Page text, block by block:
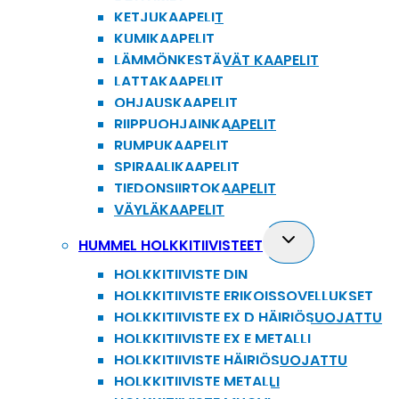
KETJUKAAPELIT
KUMIKAAPELIT
LÄMMÖNKESTÄVÄT KAAPELIT
LATTAKAAPELIT
OHJAUSKAAPELIT
RIIPPUOHJAINKAAPELIT
RUMPUKAAPELIT
SPIRAALIKAAPELIT
TIEDONSIIRTOKAAPELIT
VÄYLÄKAAPELIT
HUMMEL HOLKKITIIVISTEET
Toggle
child
HOLKKITIIVISTE DIN
HOLKKITIIVISTE ERIKOISSOVELLUKSET
HOLKKITIIVISTE EX D HÄIRIÖSUOJATTU
HOLKKITIIVISTE EX E METALLI
HOLKKITIIVISTE HÄIRIÖSUOJATTU
HOLKKITIIVISTE METALLI